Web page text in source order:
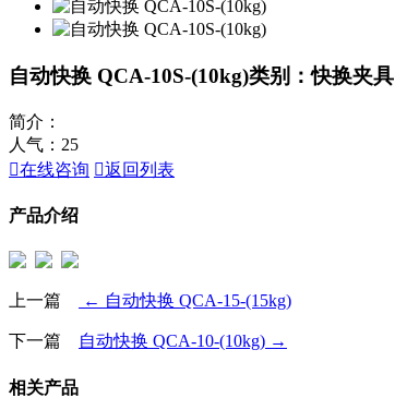
自动快换 QCA-10S-(10kg)类别：快换夹具
简介：
人气： 25
在线咨询 返回列表
产品介绍
上一篇 ← 自动快换 QCA-15-(15kg)
下一篇 自动快换 QCA-10-(10kg) →
相关产品